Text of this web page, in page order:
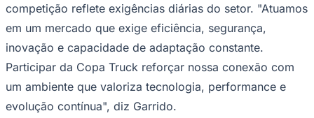
competição reflete exigências diárias do setor. "Atuamos
em um mercado que exige eficiência, segurança,
inovação e capacidade de adaptação constante.
Participar da Copa Truck reforçar nossa conexão com
um ambiente que valoriza tecnologia, performance e
evolução contínua", diz Garrido.